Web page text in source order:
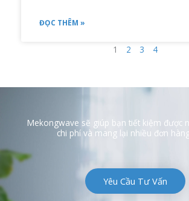
ĐỌC THÊM »
1 2 3 4
Mekongwave sẽ giúp bạn tiết kiệm được
chi phí và mang lại nhiều đơn
Yêu Cầu Tư Vấn